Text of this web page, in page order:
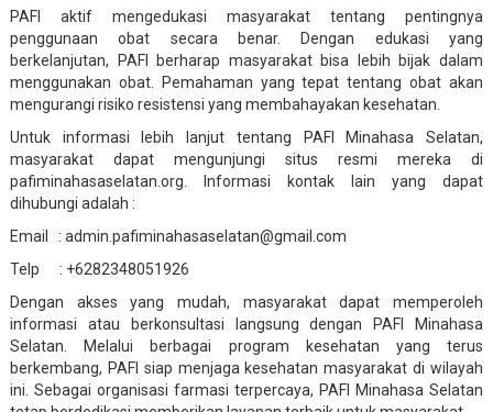
PAFI aktif mengedukasi masyarakat tentang pentingnya
penggunaan obat secara benar. Dengan edukasi yang
berkelanjutan, PAFI berharap masyarakat bisa lebih bijak dalam
menggunakan obat. Pemahaman yang tepat tentang obat akan
mengurangi risiko resistensi yang membahayakan kesehatan.
Untuk informasi lebih lanjut tentang PAFI Minahasa Selatan,
masyarakat dapat mengunjungi situs resmi mereka di
pafiminahasaselatan.org. Informasi kontak lain yang dapat
dihubungi adalah :
Email : admin.pafiminahasaselatan@gmail.com
Telp : +6282348051926
Dengan akses yang mudah, masyarakat dapat memperoleh
informasi atau berkonsultasi langsung dengan PAFI Minahasa
Selatan. Melalui berbagai program kesehatan yang terus
berkembang, PAFI siap menjaga kesehatan masyarakat di wilayah
ini. Sebagai organisasi farmasi terpercaya, PAFI Minahasa Selatan